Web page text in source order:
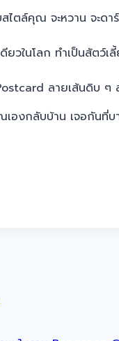
ไตล์คุณ จะหวาน จะดา
ยวในโลก ทำเป็นสัต
ลายเส้นดิบ ๆ
องกลับบ้าน เจอกันที่บ